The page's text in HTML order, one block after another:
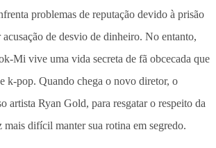
problemas de reputação devido à prisão
de desvio de dinheiro. No entanto,
Mi vive uma vida secreta de fã obcecada que
k-pop. Quando chega o novo diretor, o
artista Ryan Gold, para resgatar o respeito da
mais difícil manter sua rotina em segredo.